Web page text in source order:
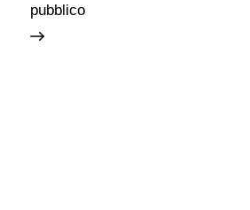
pubblico